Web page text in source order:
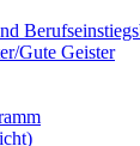
Gute Geister